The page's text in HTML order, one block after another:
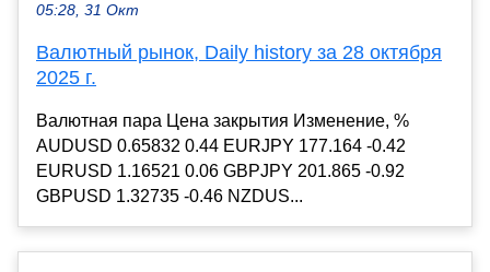
05:28, 31 Окт
Валютный рынок, Daily history за 28 октября
2025 г.
Валютная пара Цена закрытия Изменение, %
AUDUSD 0.65832 0.44 EURJPY 177.164 -0.42
EURUSD 1.16521 0.06 GBPJPY 201.865 -0.92
GBPUSD 1.32735 -0.46 NZDUS...